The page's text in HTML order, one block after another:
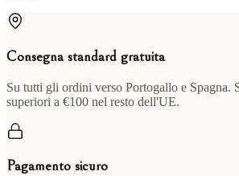
Consegna standard gratuita
Su tutti gli ordini verso Portogallo e Spagna.
superiori a €100 nel resto dell'UE.
Pagamento sicuro